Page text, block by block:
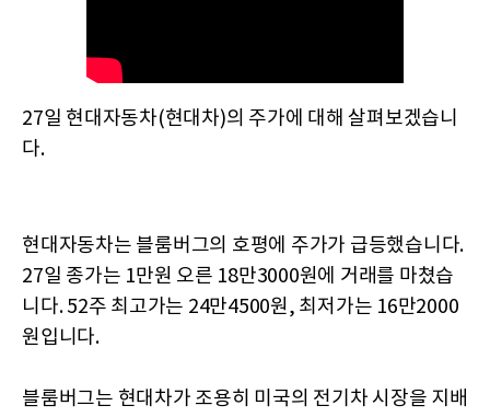
27일 현대자동차(현대차)의 주가에 대해 살펴보겠습니
다.
현대자동차는 블룸버그의 호평에 주가가 급등했습니다.
27일 종가는 1만원 오른 18만3000원에 거래를 마쳤습
니다. 52주 최고가는 24만4500원, 최저가는 16만2000
원입니다.
블룸버그는 현대차가 조용히 미국의 전기차 시장을 지배